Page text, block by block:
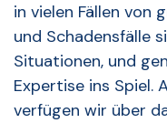
in vielen Fällen von
und Schadensfälle
Situationen, und
Expertise ins Spiel.
verfügen wir über